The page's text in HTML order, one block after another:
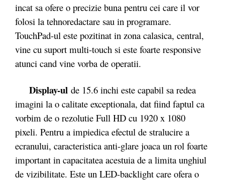
incat sa ofere o precizie buna pentru cei care il vor
folosi la tehnoredactare sau in programare.
TouchPad-ul este pozitinat in zona calasica, central,
vine cu suport multi-touch si este foarte responsive
atunci cand vine vorba de operatii.
Display-ul de 15.6 inchi este capabil sa redea
imagini la o calitate exceptionala, dat fiind faptul ca
vorbim de o rezolutie Full HD cu 1920 x 1080
pixeli. Pentru a impiedica efectul de stralucire a
ecranului, caracteristica anti-glare joaca un rol foarte
important in capacitatea acestuia de a limita unghiul
de vizibilitate. Este un LED-backlight care ofera o